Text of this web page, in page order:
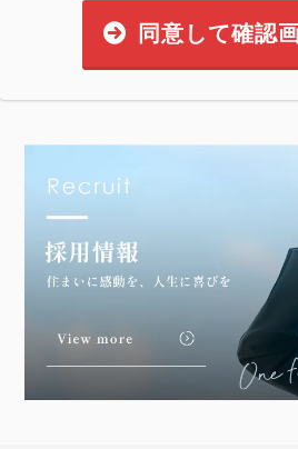
同意して確認